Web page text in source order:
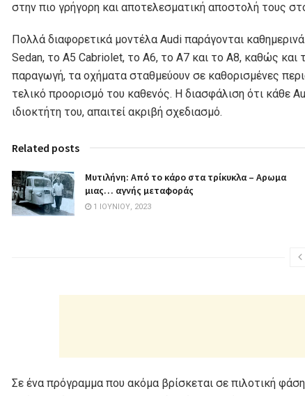
στην πιο γρήγορη και αποτελεσματική αποστολή τους
Πολλά διαφορετικά μοντέλα Audi παράγονται
Sedan, το A5 Cabriolet, το A6, το A7 και το A8, καθώς
παραγωγή, τα οχήματα σταθμεύουν σε καθορισμένες
τελικό προορισμό του καθενός. Η διασφάλιση ότι κάθε
ιδιοκτήτη του, απαιτεί ακριβή σχεδιασμό.
Related posts
Μυτιλήνη: Από το κάρο στα τρίκυκλα – Αρωμα
μιας… αγνής μεταφοράς
1 ΙΟΥΝΊΟΥ, 2023
Σε ένα πρόγραμμα που ακόμα βρίσκεται σε πιλοτική